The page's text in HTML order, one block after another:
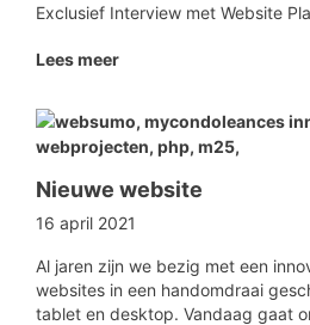
Exclusief Interview met Website
Lees meer
Nieuwe website
16 april 2021
Al jaren zijn we bezig met een
websites in een handomdraai
tablet en desktop. Vandaag gaat